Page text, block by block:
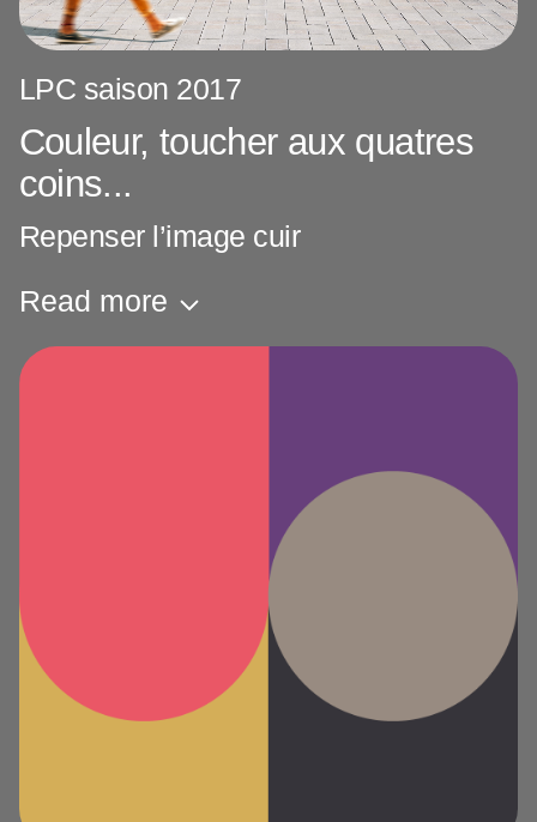
LPC saison 2017
Couleur, toucher aux quatres
coins...
Repenser l’image cuir